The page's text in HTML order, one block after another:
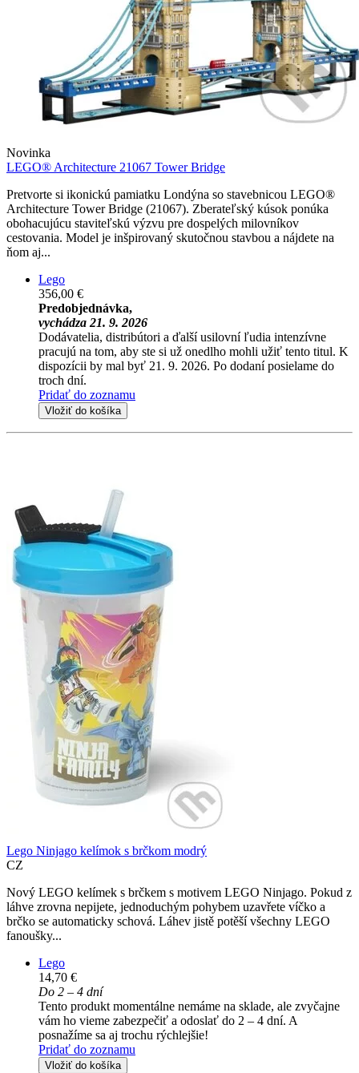
Novinka
LEGO® Architecture 21067 Tower Bridge
Pretvorte si ikonickú pamiatku Londýna so stavebnicou LEGO®
Architecture Tower Bridge (21067). Zberateľský kúsok ponúka
obohacujúcu staviteľskú výzvu pre dospelých milovníkov
cestovania. Model je inšpirovaný skutočnou stavbou a nájdete na
ňom aj...
Lego
356,00 €
Predobjednávka,
vychádza 21. 9. 2026
Dodávatelia, distribútori a ďalší usilovní ľudia intenzívne
pracujú na tom, aby ste si už onedlho mohli užiť tento titul. K
dispozícii by mal byť 21. 9. 2026. Po dodaní posielame do
troch dní.
Pridať do zoznamu
Vložiť do košíka
Lego Ninjago kelímok s brčkom modrý
CZ
Nový LEGO kelímek s brčkem s motivem LEGO Ninjago. Pokud z
láhve zrovna nepijete, jednoduchým pohybem uzavřete víčko a
brčko se automaticky schová. Láhev jistě potěší všechny LEGO
fanoušky...
Lego
14,70 €
Do 2 – 4 dní
Tento produkt momentálne nemáme na sklade, ale zvyčajne
vám ho vieme zabezpečiť a odoslať do 2 – 4 dní. A
posnažíme sa aj trochu rýchlejšie!
Pridať do zoznamu
Vložiť do košíka